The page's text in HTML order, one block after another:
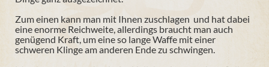
Zum einen kann man mit Ihnen zuschlagen  und hat dabei
eine enorme Reichweite, allerdings braucht man auch
genügend Kraft, um eine so lange Waffe mit einer
schweren Klinge am anderen Ende zu schwingen.